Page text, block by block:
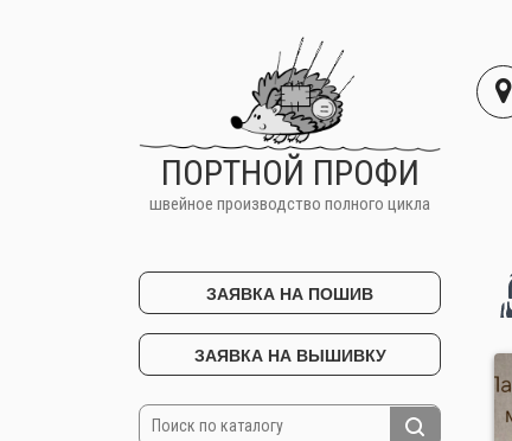
ПОРТНОЙ ПРОФИ
швейное производство полного цикла
ЗАЯВКА НА ПОШИВ
ЗАЯВКА НА ВЫШИВКУ